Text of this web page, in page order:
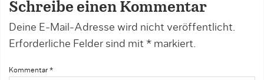
Schreibe einen Kommentar
Deine E-Mail-Adresse wird nicht veröffentlicht.
Erforderliche Felder sind mit * markiert.
Kommentar *